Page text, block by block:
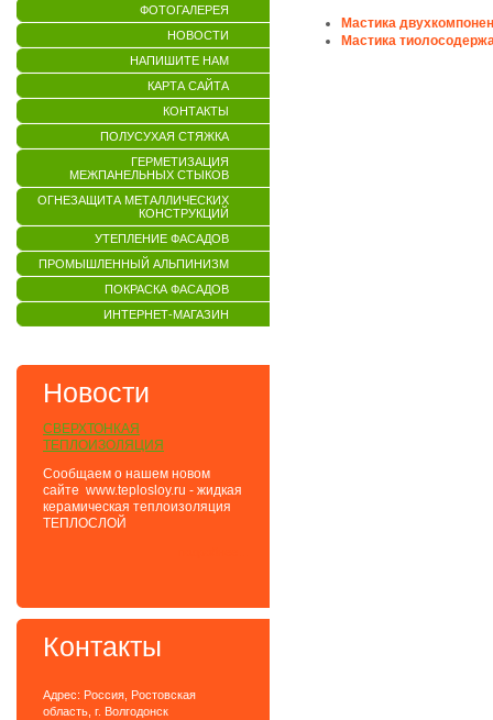
ФОТОГАЛЕРЕЯ
НОВОСТИ
НАПИШИТЕ НАМ
КАРТА САЙТА
КОНТАКТЫ
ПОЛУСУХАЯ СТЯЖКА
ГЕРМЕТИЗАЦИЯ
МЕЖПАНЕЛЬНЫХ СТЫКОВ
ОГНЕЗАЩИТА МЕТАЛЛИЧЕСКИХ
КОНСТРУКЦИЙ
УТЕПЛЕНИЕ ФАСАДОВ
ПРОМЫШЛЕННЫЙ АЛЬПИНИЗМ
ПОКРАСКА ФАСАДОВ
ИНТЕРНЕТ-МАГАЗИН
Новости
СВЕРХТОНКАЯ
ТЕПЛОИЗОЛЯЦИЯ
Сообщаем о нашем новом
сайте www.teplosloy.ru - жидкая
керамическая теплоизоляция
ТЕПЛОСЛОЙ
Контакты
Адрес: Россия, Ростовская
область, г. Волгодонск
Мастика
Мастика